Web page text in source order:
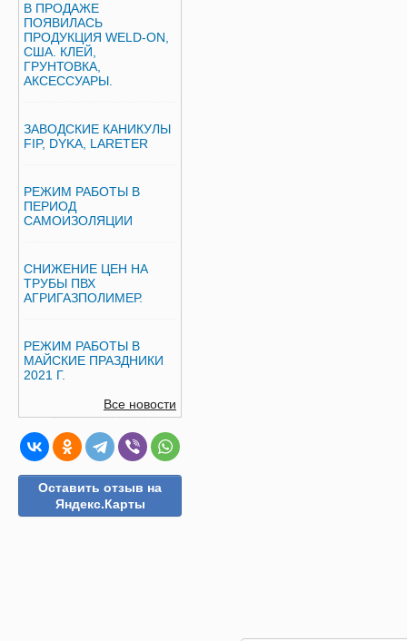
В ПРОДАЖЕ
ПОЯВИЛАСЬ
ПРОДУКЦИЯ WELD-ON,
США. КЛЕЙ,
ГРУНТОВКА,
АКСЕССУАРЫ.
ЗАВОДСКИЕ КАНИКУЛЫ
FIP, DYKA, LARETER
РЕЖИМ РАБОТЫ В
ПЕРИОД
САМОИЗОЛЯЦИИ
СНИЖЕНИЕ ЦЕН НА
ТРУБЫ ПВХ
АГРИГАЗПОЛИМЕР.
РЕЖИМ РАБОТЫ В
МАЙСКИЕ ПРАЗДНИКИ
2021 Г.
Все новости
Оставить отзыв на
Яндекс.Карты